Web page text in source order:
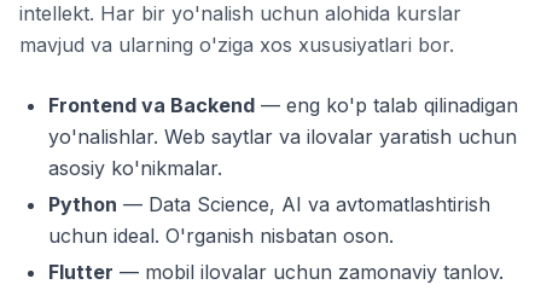
intellekt. Har bir yo'nalish uchun alohida kurslar
mavjud va ularning o'ziga xos xususiyatlari bor.
Frontend va Backend — eng ko'p talab qilinadigan
yo'nalishlar. Web saytlar va ilovalar yaratish uchun
asosiy ko'nikmalar.
Python — Data Science, AI va avtomatlashtirish
uchun ideal. O'rganish nisbatan oson.
Flutter — mobil ilovalar uchun zamonaviy tanlov.